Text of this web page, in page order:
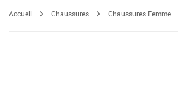
Accueil Chaussures Chaussures Femme